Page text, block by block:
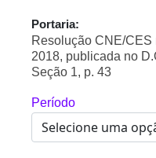
Portaria:
Resolução CNE/CES
2018, publicada no
Seção 1, p. 43
Período